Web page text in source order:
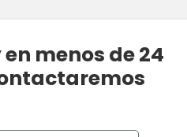
menos de 24